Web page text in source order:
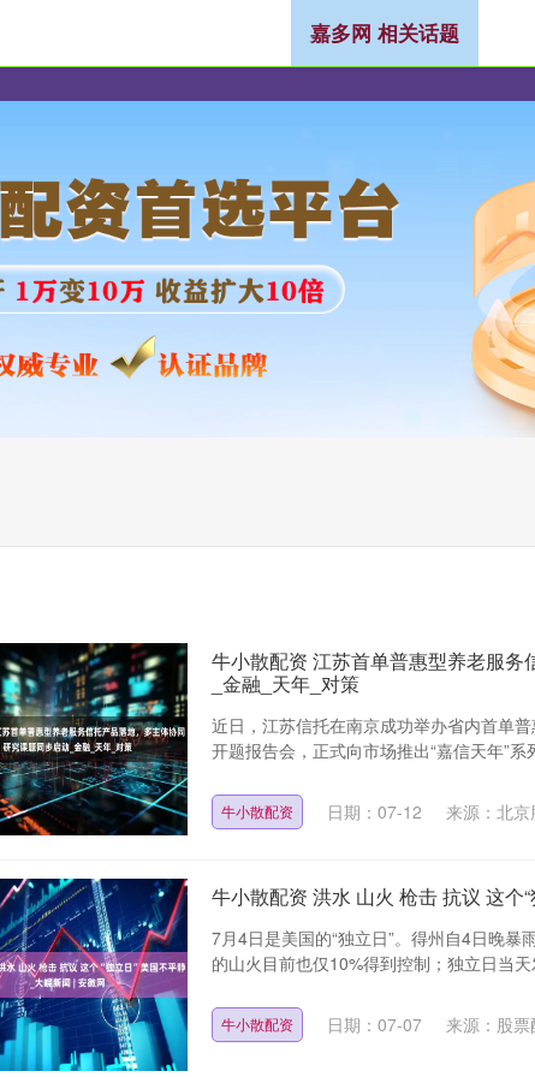
炒股网上配资开户
嘉多网 相关话题
牛小散配资 江苏首单普惠型养老服
_金融_天年_对策
近日，江苏信托在南京成功举办省内首单
开题报告会，正式向市场推出“嘉信天年”
牛小散配资 日期：07-12 来源：北
牛小散配资 洪水 山火 枪击 抗议 这个
7月4日是美国的“独立日”。得州自4日晚
的山火目前也仅10%得到控制；独立日当
牛小散配资 日期：07-07 来源：股